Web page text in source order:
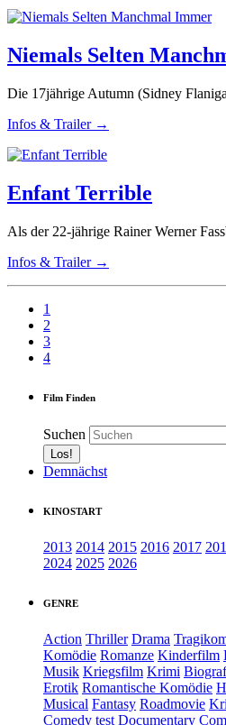
Niemals Selten
Die 17jährige Autumn (Sidney
Infos & Trailer →
Enfant Terrible
Als der 22-jährige Rainer Werner
Infos & Trailer →
1
2
3
4
Film Finden
Suchen
Demnächst
KINOSTART
2013 2014 2015 2016 2017
2024 2025 2026
GENRE
Action Thriller Drama
Komödie Romanze Kinderfilm
Musik Kriegsfilm Krimi
Erotik Romantische Komödie
Musical Fantasy Roadmovie
Comedy test Documentary